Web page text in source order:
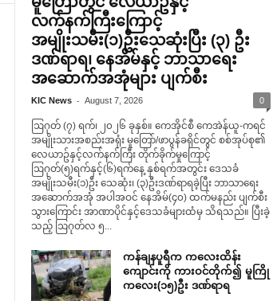
လက်နက်ကြီးကြောင့်
အမျိုးသမီး(၁)ဦးသေဆုံးပြီး (၃) ဦး
ဒဏ်ရာရ၊ နေအိမ်နှင့် ဘာသာရေး
အဆောက်အအုံများ ပျက်စီး
KIC News - August 7, 2026 0
ဩဂုတ် (၇) ရက်၊ ၂၀၂၆ ခုနှစ်။ ကေအိုင်စီ ကေအဲန်ယူ-ကရင်
အမျိုးသားအစည်းအရုံး မူတြော်/ဖာပွန်ခရိုင်တွင် စစ်အုပ်စု၏
လေယာဥ်နှင့်လက်နက်ကြီး တိုက်ခိုက်မှုကြောင့်
ဩဂုတ်(၅)ရက်နှင့်(၆)ရက်နေ့ နှစ်ရက်အတွင်း ဒေသခံ
အမျိုးသမီး(၁)ဦး သေဆုံး၊ (၃)ဦးဒဏ်ရာရခဲ့ပြီး ဘာသာရေး
အဆောက်အအုံ အပါအဝင် နေအိမ်(၄၀) ထက်မနည်း ပျက်စီး
သွားကြောင်း အာဏာပိုင်နှင့်ဒေသခံများထံမှ သိရသည်။ ပြီးခဲ့
သည့် ဩဂုတ်လ ၅...
ကန်ချနပူရီက ကလေးထိန်း
ကျောင်းကို ကားဝင်တိုက်၍ မူကြို
ကလေး(၁၅)ဦး ဒဏ်ရာရ